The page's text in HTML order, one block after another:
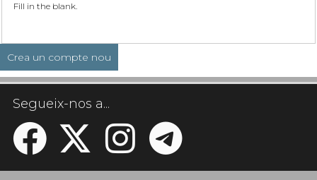
Fill in the blank.
Segueix-nos a...